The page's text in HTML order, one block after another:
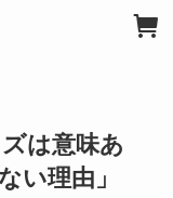
は意味あ
い理由」